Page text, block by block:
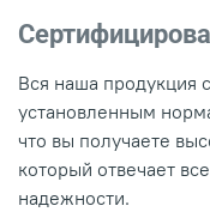
Вся наша продукция
установленным
что вы получаете
который отвечает
надежности.